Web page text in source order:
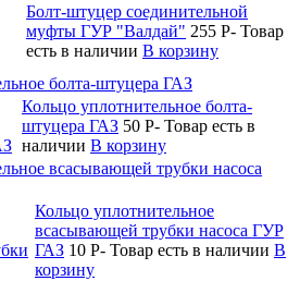
Болт-штуцер соединительной
муфты ГУР "Валдай" 255 P- Товар
есть в наличии В корзину
болта-штуцера ГАЗ
Кольцо уплотнительное болта-
штуцера ГАЗ 50 P- Товар есть в
наличии В корзину
всасывающей трубки насоса
Кольцо уплотнительное
всасывающей трубки насоса ГУР
ГАЗ 10 P- Товар есть в наличии В
корзину